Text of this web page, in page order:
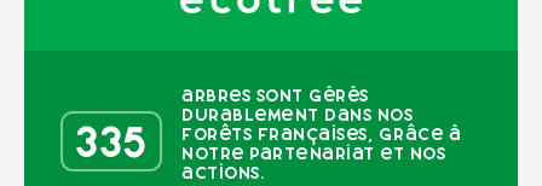
335
arbres sont gérés
durablement dans nos
forêts françaises, grâce à
notre partenariat et nos
actions.